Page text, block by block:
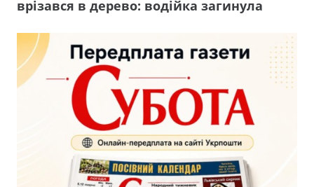
врізався в дерево: водійка загинула